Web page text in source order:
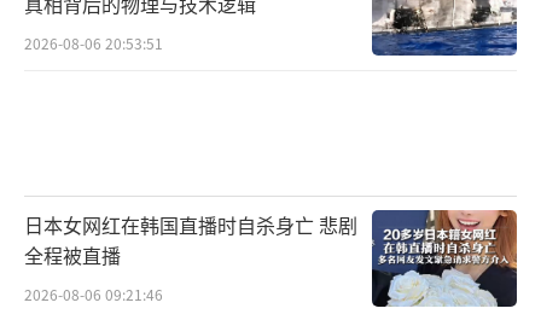
2026-08-06 20:53:51
日本女网红在韩国直播时自杀身亡 悲剧
全程被直播
2026-08-06 09:21:46